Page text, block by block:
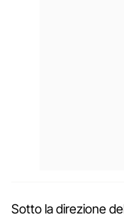
Sotto la direzione